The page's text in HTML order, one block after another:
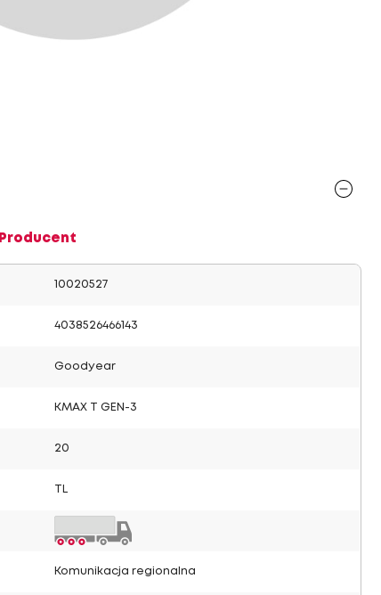
Producent
10020527
4038526466143
Goodyear
KMAX T GEN-3
20
Komunikacja regionalna